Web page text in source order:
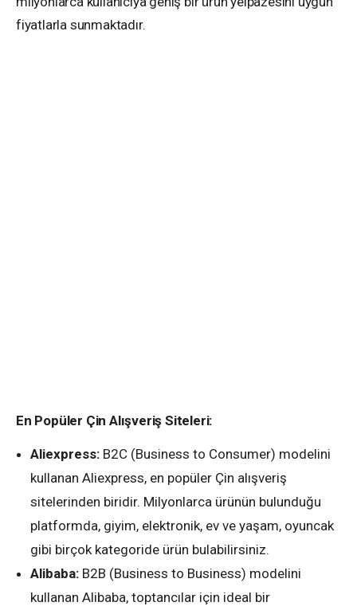
fiyatlarla sunmaktadır.
En Popüler Çin Alışveriş Siteleri:
Aliexpress: B2C (Business to Consumer) modelini
kullanan Aliexpress, en popüler Çin alışveriş
sitelerinden biridir. Milyonlarca ürünün bulunduğu
platformda, giyim, elektronik, ev ve yaşam, oyuncak
gibi birçok kategoride ürün bulabilirsiniz.
Alibaba: B2B (Business to Business) modelini
kullanan Alibaba, toptancılar için ideal bir